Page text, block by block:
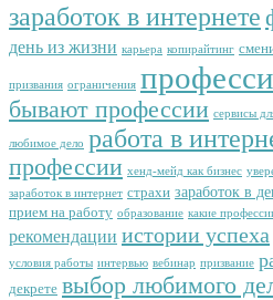
заработок в интернете
день из жизни карьера копирайтинг
призвания ограничения
бывают профессии сервисы
любимое дело работа в
профессии хенд-мейд как бизнес
заработок в интернет страхи заработок в
прием на работу образование какие
рекомендации истории успеха
условия работы интервью вебинар призвание
декрете выбор любимого